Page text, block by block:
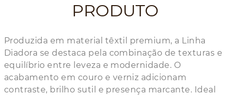
PRODUTO
Produzida em material têxtil premium, a Linha
Diadora se destaca pela combinação de texturas e
equilíbrio entre leveza e modernidade. O
acabamento em couro e verniz adicionam
contraste, brilho sutil e presença marcante. Ideal